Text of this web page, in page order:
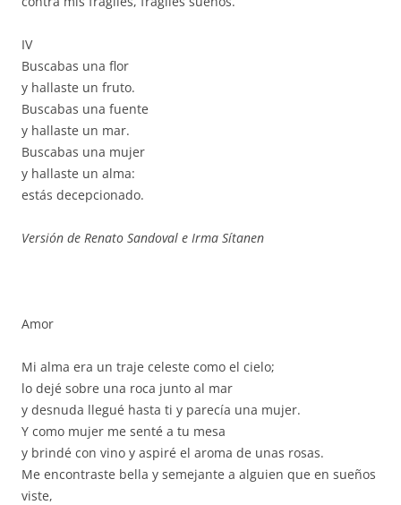
IV
Buscabas una flor
y hallaste un fruto.
Buscabas una fuente
y hallaste un mar.
Buscabas una mujer
y hallaste un alma:
estás decepcionado.
Versión de Renato Sandoval e Irma Sítanen
Amor
Mi alma era un traje celeste como el cielo;
lo dejé sobre una roca junto al mar
y desnuda llegué hasta ti y parecía una mujer.
Y como mujer me senté a tu mesa
y brindé con vino y aspiré el aroma de unas rosas.
Me encontraste bella y semejante a alguien que en sueños
viste,